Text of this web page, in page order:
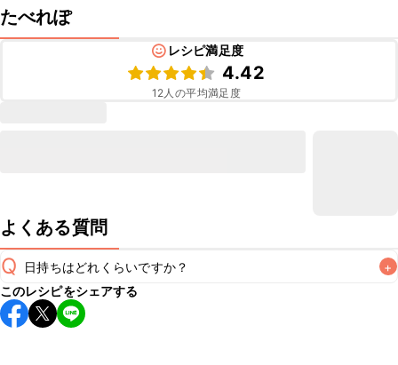
たべれぽ
レシピ満足度
4.42
12人の平均満足度
よくある質問
Q 日持ちはどれくらいですか？ +
保存期間は冷蔵で翌日中が目安です。なるべくお早めにお召
し上がりください。
このレシピをシェアする